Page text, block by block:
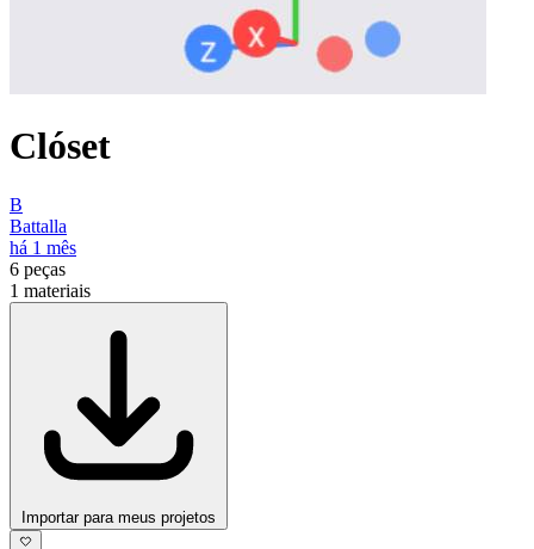
Clóset
B
Battalla
há 1 mês
6 peças
1 materiais
Importar para meus projetos